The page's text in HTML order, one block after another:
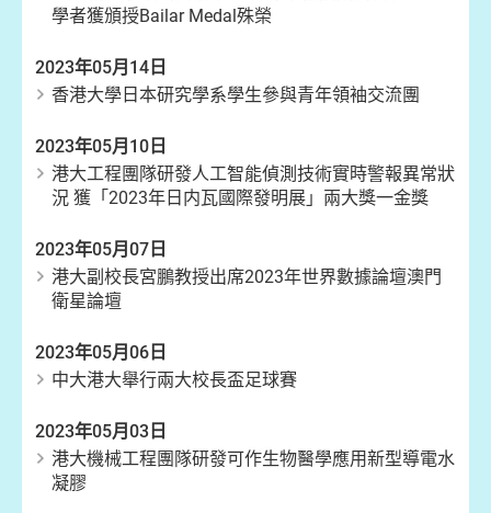
學者獲頒授Bailar Medal殊榮
2023年05月14日
香港大學日本研究學系學生參與青年領袖交流團
2023年05月10日
港大工程團隊研發人工智能偵測技術實時警報異常狀
況 獲「2023年日内瓦國際發明展」兩大獎一金獎
2023年05月07日
港大副校長宮鵬教授出席2023年世界數據論壇澳門
衛星論壇
2023年05月06日
中大港大舉行兩大校長盃足球賽
2023年05月03日
港大機械工程團隊研發可作生物醫學應用新型導電水
凝膠